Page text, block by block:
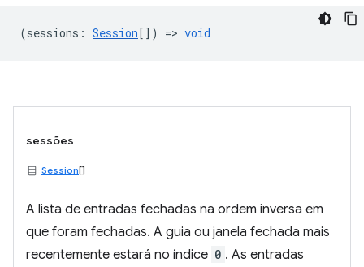
(sessions : Session[]) => void
sessões
Session[]
A lista de entradas fechadas na ordem inversa em
que foram fechadas. A guia ou janela fechada mais
recentemente estará no índice 0 . As entradas